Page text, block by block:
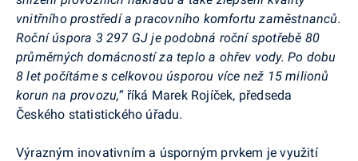
vnitřního prostředí a pracovního komfortu zaměstnanců.
Roční úspora 3 297 GJ je podobná roční spotřebě 80
průměrných domácností za teplo a ohřev vody. Po dobu
8 let počítáme s celkovou úsporou více než 15 milionů
korun na provozu,“říká Marek Rojíček, předseda
Českého statistického úřadu.
Výrazným inovativním a úsporným prvkem je využití